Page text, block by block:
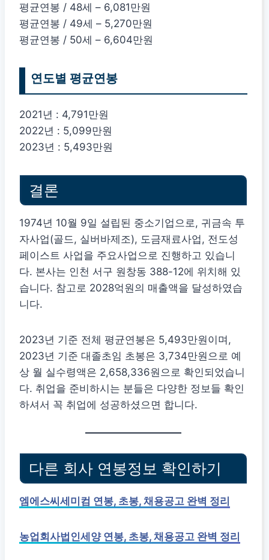
평균연봉 / 48세 – 6,081만원
평균연봉 / 49세 – 5,270만원
평균연봉 / 50세 – 6,604만원
연도별 평균연봉
2021년 : 4,791만원
2022년 : 5,099만원
2023년 : 5,493만원
결론
1974년 10월 9일 설립된 중소기업으로, 귀금속 투
자사업(골드, 실버바제조), 도금재료사업, 전도성
페이스트 사업을 주요사업으로 진행하고 있습니
다. 본사는 인천 서구 원창동 388-12에 위치해 있
습니다. 참고로 2028억원의 매출액을 달성하였습
니다.
2023년 기준 전체 평균연봉은 5,493만원이며,
2023년 기준 대졸초임 초봉은 3,734만원으로 예
상 월 실수령액은 2,658,336원으로 확인되었습니
다. 취업을 준비하시는 분들은 다양한 정보들 확인
하셔서 꼭 취업에 성공하셨으면 합니다.
다른 회사 연봉정보 확인하기
엠에스씨세미컴 연봉, 초봉, 채용공고 완벽 정리
농업회사법인세양 연봉, 초봉, 채용공고 완벽 정리